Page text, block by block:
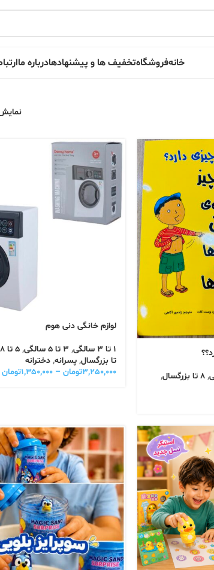
خانهفروشگاهتخفیف ها و پیشنهادهادرباره ما
, 8 تا بزرگسال
,
لوازم خانگی دنی هوم
1 تا 3 سالگی , 3 تا 5 سالگی , 5 تا 8 سالگی
تا بزرگسال, پسرانه, دخترانه
۳,۲۵۰,۰۰۰تومان – ۱,۳۵۰,۰۰۰تومان